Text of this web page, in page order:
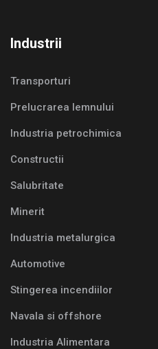
Industrii
Transporturi
Prelucrarea lemnului
Industria petrochimica
Constructii
Salubritate
Minerit
Industria metalurgica
Automotive
Stingerea incendiilor
Navala si offshore
Industria Alimentara